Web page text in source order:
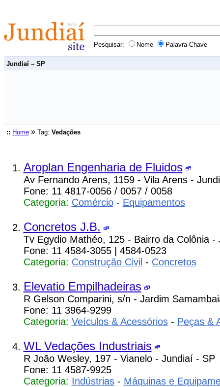
Pesquisar: Nome Palavra-Chave
Jundiaí – SP
:: Home »Tag: Vedações
Aroplan Engenharia de Fluidos
Av Fernando Arens, 1159 - Vila Arens -
Fone: 11 4817-0056 / 0057 / 0058
Categoria: Comércio- Equipamentos
Concretos J.B.
Tv Egydio Mathéo, 125 - Bairro da Colônia -
Fone: 11 4584-3055 | 4584-0523
Categoria: Construção Civil - Concretos
Elevatio Empilhadeiras
R Gelson Comparini, s/n - Jardim
Fone: 11 3964-9299
Categoria: Veículos & Acessórios- Peças &
WL Vedações Industriais
R João Wesley, 197 - Vianelo - Jundiaí - SP
Fone: 11 4587-9925
Categoria: Indústrias- Máquinas e